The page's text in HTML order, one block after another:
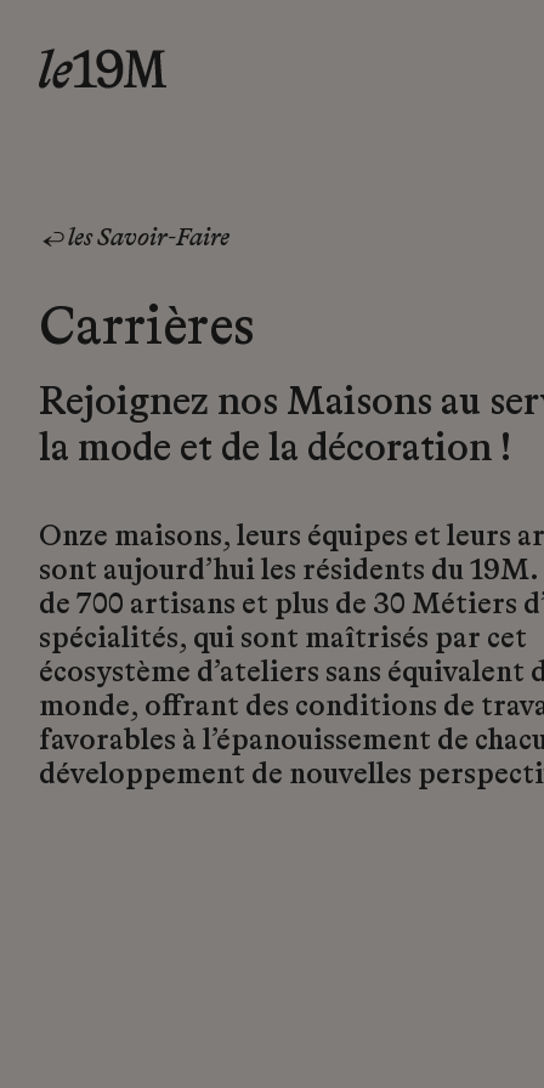
les Savoir-Faire
Carrières
Rejoignez nos Maisons au
la mode et de la décoration !
Onze maisons, leurs équipes et leurs
sont aujourd’hui les résidents du
de 700 artisans et plus de 30 Métiers
spécialités, qui sont maîtrisés par cet
écosystème d’ateliers sans équivalent
monde, offrant des conditions de
favorables à l’épanouissement de
développement de nouvelles